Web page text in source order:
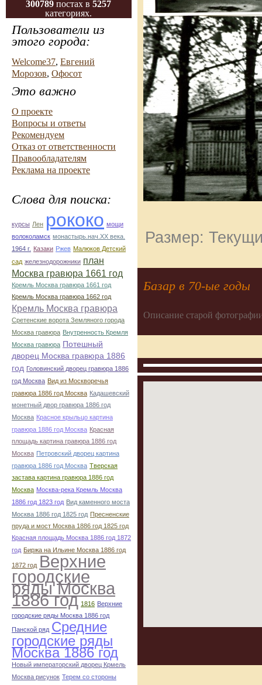
300789 постах в5257
категориях.
Пользователи из
этого города:
Welcome37, Евгений
Морозов, Офосот
Это важно
О проекте
Вопросы и ответы
Рекомендуем
Отказ от ответственности
Правообладателям
Реклама на проекте
Слова для поиска:
курсы Лен рококо мощи
волоколамск монастырь.нач.ХХ века.
1964 г. Казаки Ржев Малюков Детский
сад железнодорожники план
Москва гравюра 1661 год
Кремль Москва гравюра 1661 год
Кремль Москва гравюра 1662 год
Кремль Москва гравюра
Сретенские ворота Земляного города
Москва гравюра Внутренность Кремля
Москва гравюра Потешный
дворец Москва гравюра 1886
год Головинский дворец гравюра 1886
год Москва Вид из Москворечья
гравюра 1886 год Москва Кадашевский
монетный двор гравюра 1886 год
Москва Красное крыльцо картина
гравюра 1886 год Москва Красная
площадь картина гравюра 1886 год
Москва Петровский дворец картина
гравюра 1886 год Москва Тверская
застава картина гравюра 1886 год
Москва Москва-река Кремль Москва
1886 год 1823 год Вид каменного моста
Москва 1886 год 1825 год Пресненские
пруда и мост Москва 1886 год 1825 год
Красная площадь Москва 1886 год 1872
год Биржа на Ильине Москва 1886 год
1872 год Верхние
городские
ряды Москва
1886 год 1816 Верхние
городские ряды Москва 1886 год
Панской ряд Средние
городские ряды
Москва 1886 год
Новый императорский дворец Крмель
Москва рисунок Терем со стороны
Размер:
Базар в 70-ые годы
Описание старой